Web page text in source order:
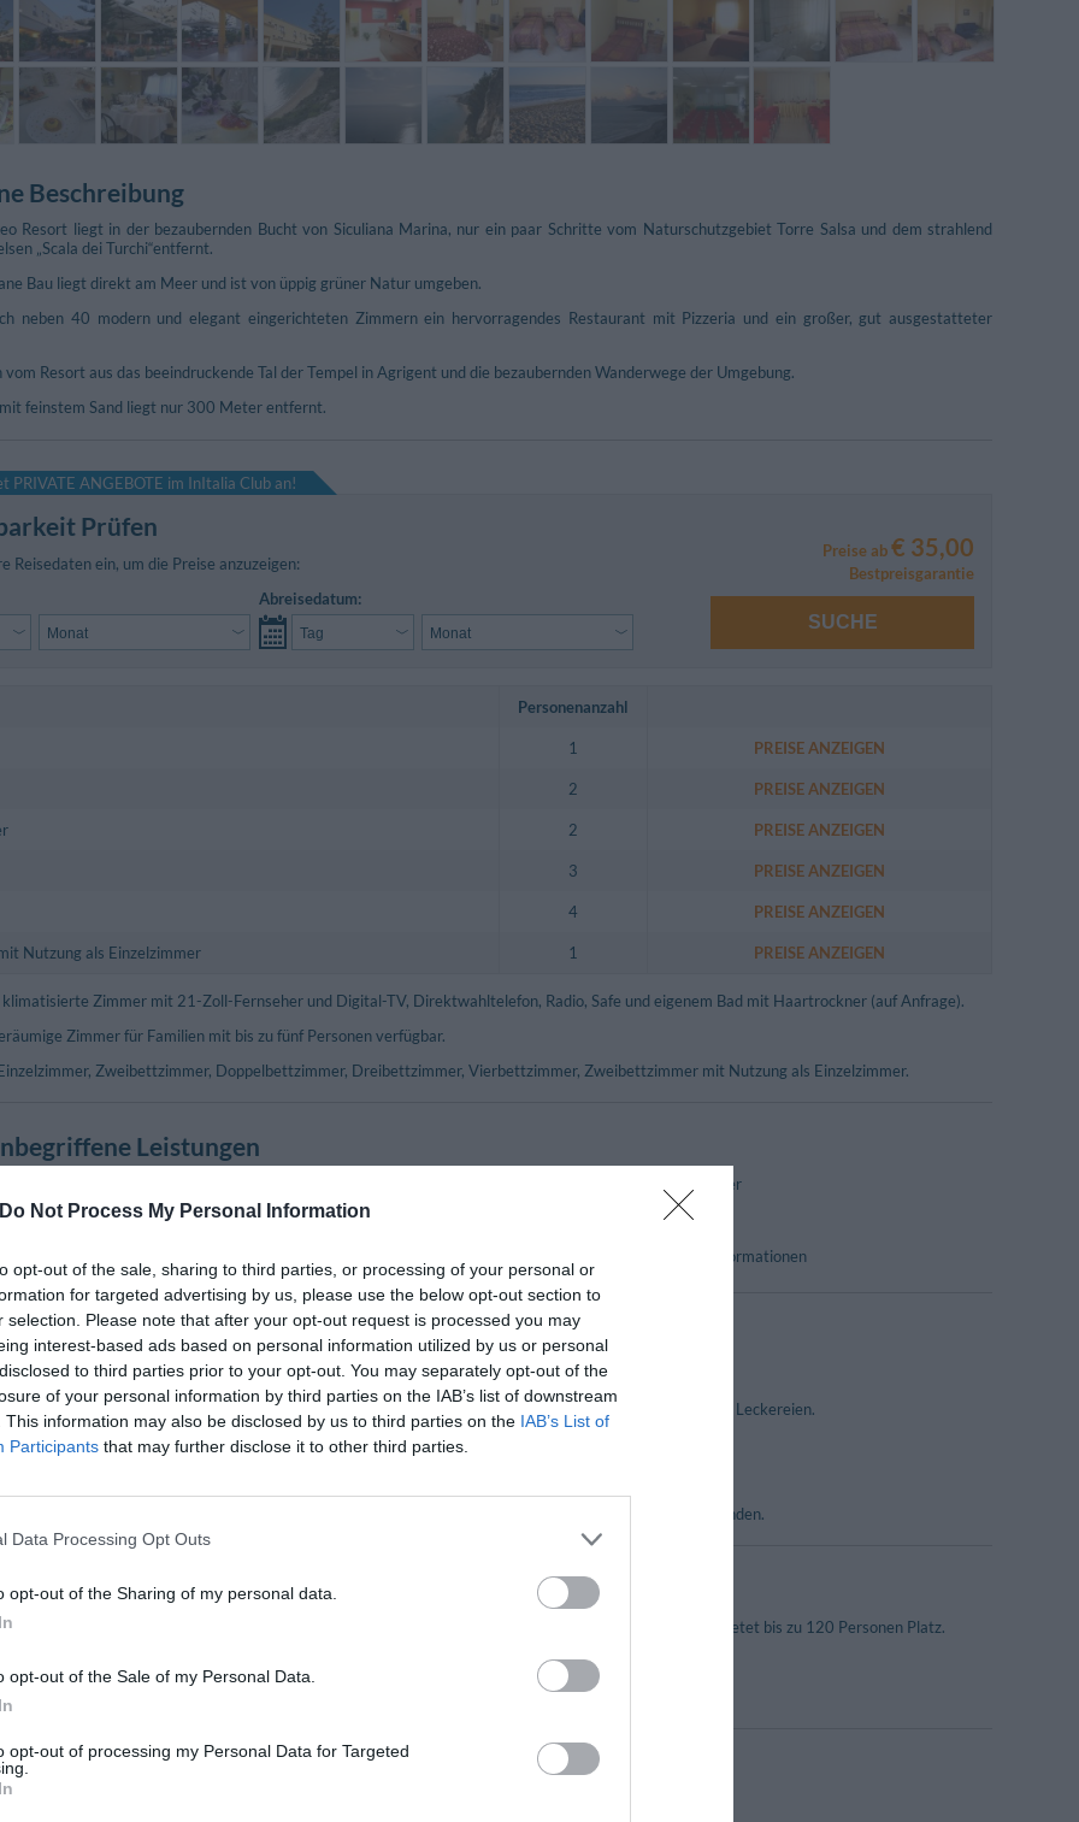
Do Not Process My Personal Information
opt-out of the sale, sharing to third parties, or processing of your personal or
for targeted advertising by us, please use the below opt-out section to
selection. Please note that after your opt-out request is processed you may
interest-based ads based on personal information utilized by us or personal
to third parties prior to your opt-out. You may separately opt-out of the
of your personal information by third parties on the IAB’s list of downstream
This information may also be disclosed by us to third parties on the IAB’s List of
Participants that may further disclose it to other third parties.
Data Processing Opt Outs
opt-out of the Sharing of my personal data.
opt-out of the Sale of my Personal Data.
opt-out of processing my Personal Data for Targeted
Beschreibung
Resort liegt in der bezaubernden Bucht von Siculiana Marina, nur ein paar Schritte vom Naturschutzgebiet Torre Salsa und dem strahlend
„Scala dei Turchi“entfernt.
Bau liegt direkt am Meer und ist von üppig grüner Natur umgeben.
neben 40 modern und elegant eingerichteten Zimmern ein hervorragendes Restaurant mit Pizzeria und ein großer, gut ausgestatteter
Resort aus das beeindruckende Tal der Tempel in Agrigent und die bezaubernden Wanderwege der Umgebung.
feinstem Sand liegt nur 300 Meter entfernt.
PRIVATE ANGEBOTE im InItalia Club an!
Prüfen
Reisedaten ein, um die Preise anzuzeigen:
Abreisedatum:
Preise ab€ 35,00
Bestpreisgarantie
SUCHE
Personenanzahl
1 PREISE ANZEIGEN
2 PREISE ANZEIGEN
2 PREISE ANZEIGEN
3 PREISE ANZEIGEN
4 PREISE ANZEIGEN
Nutzung als Einzelzimmer 1 PREISE ANZEIGEN
Zimmer mit 21-Zoll-Fernseher und Digital-TV, Direktwahltelefon, Radio, Safe und eigenem Bad mit Haartrockner (auf Anfrage).
Zimmer für Familien mit bis zu fünf Personen verfügbar.
Zweibettzimmer, Doppelbettzimmer, Dreibettzimmer, Vierbettzimmer, Zweibettzimmer mit Nutzung als Einzelzimmer.
Leistungen
Fernsehzimmer
Klimaanlage in den Gemeinschaftsräumen
Lesezimmer
Touristen- Informationen
und Bar
ein üppiges Kontinental-Frühstück am Buffet auf die Gäste.
des Hotels genießt man köstliche sizilianische Spezialitäten mit frischem Fisch, Gemüse und anderen Leckereien.
italienischen Verein für Glutenunverträglichkeit und serviert glutenfreie Gerichte.
eine breite Auswahl roter und weißer Weine aus der Region, die die hervorragenden Speisen perfekt abrunden.
der Sitzungssäle/Tagungssäle/Kongresssäle
ist mit einem großen Bildschirm, einer Verstärkeranlage und Internetzugang ausgestattet und bietet bis zu 120 Personen Platz.
über eine Terrasse mit herrlichem Ausblick auf die bezaubernde Bucht von Siculiana Marina.
und Kaffeepausen werden angeboten.
gegen Bezahlung